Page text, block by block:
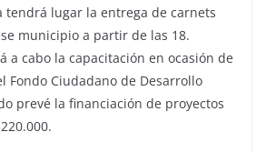
tendrá lugar la entrega de carnets
municipio a partir de las 18.
a cabo la capacitación en ocasión de
Fondo Ciudadano de Desarrollo
prevé la financiación de proyectos